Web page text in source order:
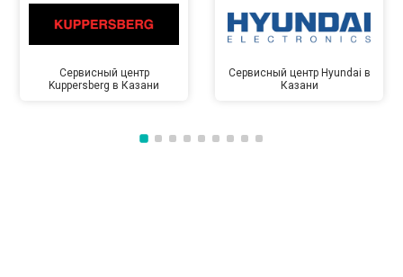
Сервисный центр
Kuppersberg в Казани
Сервисный центр Hyundai в
Казани